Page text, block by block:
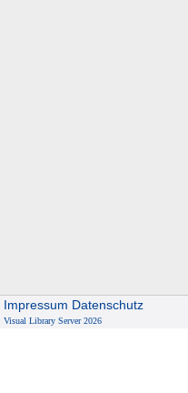
Impressum Datenschutz
Visual Library Server 2026